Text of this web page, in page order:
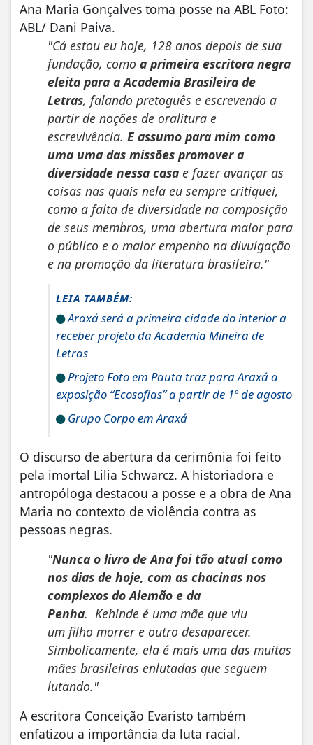
Ana Maria Gonçalves toma posse na ABL Foto:
ABL/ Dani Paiva.
"Cá estou eu hoje, 128 anos depois de sua
fundação, como a primeira escritora negra
eleita para a Academia Brasileira de
Letras, falando pretoguês e escrevendo a
partir de noções de oralitura e
escrevivência. E assumo para mim como
uma uma das missões promover a
diversidade nessa casa e fazer avançar as
coisas nas quais nela eu sempre critiquei,
como a falta de diversidade na composição
de seus membros, uma abertura maior para
o público e o maior empenho na divulgação
e na promoção da literatura brasileira."
LEIA TAMBÉM:
Araxá será a primeira cidade do interior a
receber projeto da Academia Mineira de
Letras
Projeto Foto em Pauta traz para Araxá a
exposição “Ecosofias” a partir de 1º de agosto
Grupo Corpo em Araxá
O discurso de abertura da cerimônia foi feito
pela imortal Lilia Schwarcz. A historiadora e
antropóloga destacou a posse e a obra de Ana
Maria no contexto de violência contra as
pessoas negras.
"Nunca o livro de Ana foi tão atual como
nos dias de hoje, com as chacinas nos
complexos do Alemão e da
Penha. Kehinde é uma mãe que viu
um filho morrer e outro desaparecer.
Simbolicamente, ela é mais uma das muitas
mães brasileiras enlutadas que seguem
lutando."
A escritora Conceição Evaristo também
enfatizou a importância da luta racial,